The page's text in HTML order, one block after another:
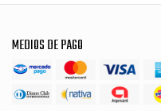
MEDIOS DE PAGO